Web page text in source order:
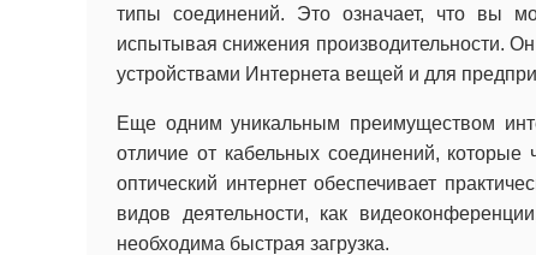
типы соединений. Это означает, что вы
испытывая снижения производительности.
устройствами Интернета вещей и для
Еще одним уникальным преимуществом
отличие от кабельных соединений, которые
оптический интернет обеспечивает
видов деятельности, как
необходима быстрая загрузка.